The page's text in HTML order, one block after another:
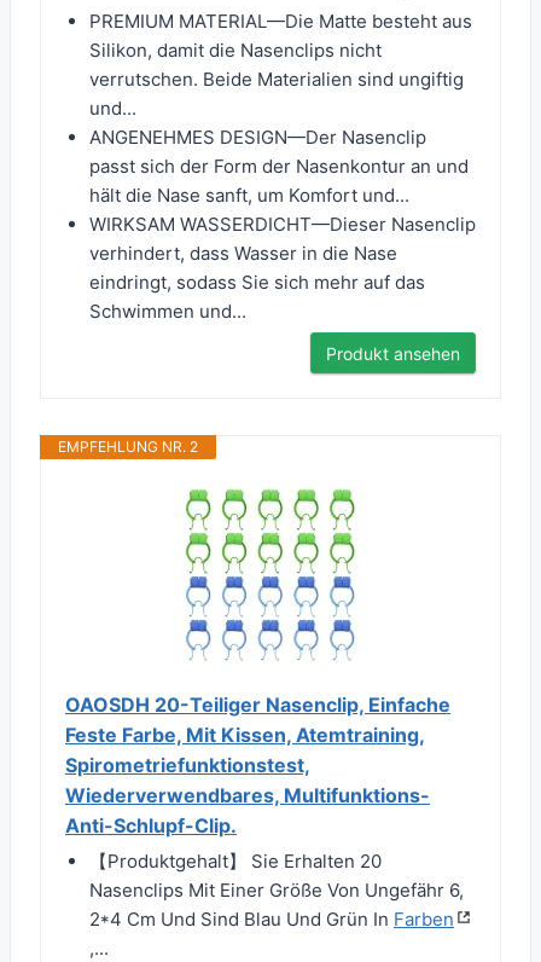
PREMIUM MATERIAL—Die Matte besteht aus
Silikon, damit die Nasenclips nicht
verrutschen. Beide Materialien sind ungiftig
und...
ANGENEHMES DESIGN—Der Nasenclip
passt sich der Form der Nasenkontur an und
hält die Nase sanft, um Komfort und...
WIRKSAM WASSERDICHT—Dieser Nasenclip
verhindert, dass Wasser in die Nase
eindringt, sodass Sie sich mehr auf das
Schwimmen und...
Produkt ansehen
EMPFEHLUNG NR. 2
OAOSDH 20-Teiliger Nasenclip, Einfache
Feste Farbe, Mit Kissen, Atemtraining,
Spirometriefunktionstest,
Wiederverwendbares, Multifunktions-
Anti-Schlupf-Clip.
【Produktgehalt】 Sie Erhalten 20
Nasenclips Mit Einer Größe Von Ungefähr 6,
2*4 Cm Und Sind Blau Und Grün In Farben
,...